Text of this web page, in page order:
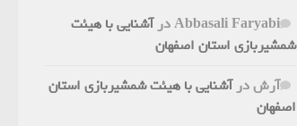
Abbasali Faryabiدرآشنایی با هیئت
شمشیربازی استان اصفهان
آرشدرآشنایی با هیئت شمشیربازی استان
اصفهان